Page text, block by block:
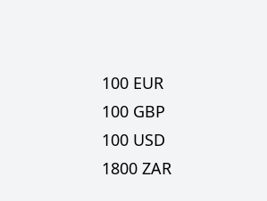
100 EUR
100 GBP
100 USD
1800 ZAR